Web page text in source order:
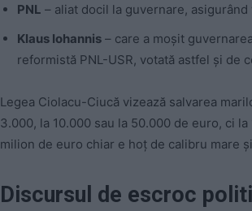
PNL – aliat docil la guvernare,
Klaus Iohannis – care a moșit
reformistă PNL-USR, votată astfel și de
Legea Ciolacu-Ciucă vizează salvarea
3.000, la 10.000 sau la 50.000 de euro, ci
milion de euro chiar e hoț de calibru mare
Discursul de escroc